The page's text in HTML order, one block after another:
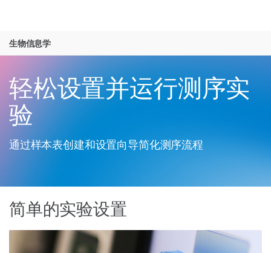
解决方案
学习
公司
生物信息学
轻松设置并运行测序实
验
通过样本表创建和设置向导简化测序流程
简单的实验设置
查看更多相关内容。选择您感兴趣的领域:
微生物学
农业基因组学
生殖健康
遗传病和罕见病